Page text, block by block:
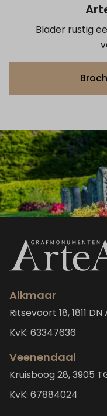
Blader rustig
Alkmaar
Ritsevoort 18, 1811
KvK: 63347636
Veenendaal
Kruisboog 28, 3905
KvK: 67884024